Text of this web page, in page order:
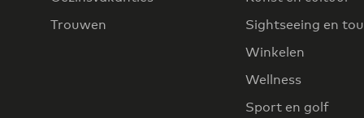
Trouwen
Sightseeing en
Winkelen
Wellness
Sport en golf